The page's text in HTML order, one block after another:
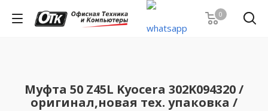
0
Муфта 50 Z45L Kyocera 302K094320 /
оригинал,новая тех. упаковка /